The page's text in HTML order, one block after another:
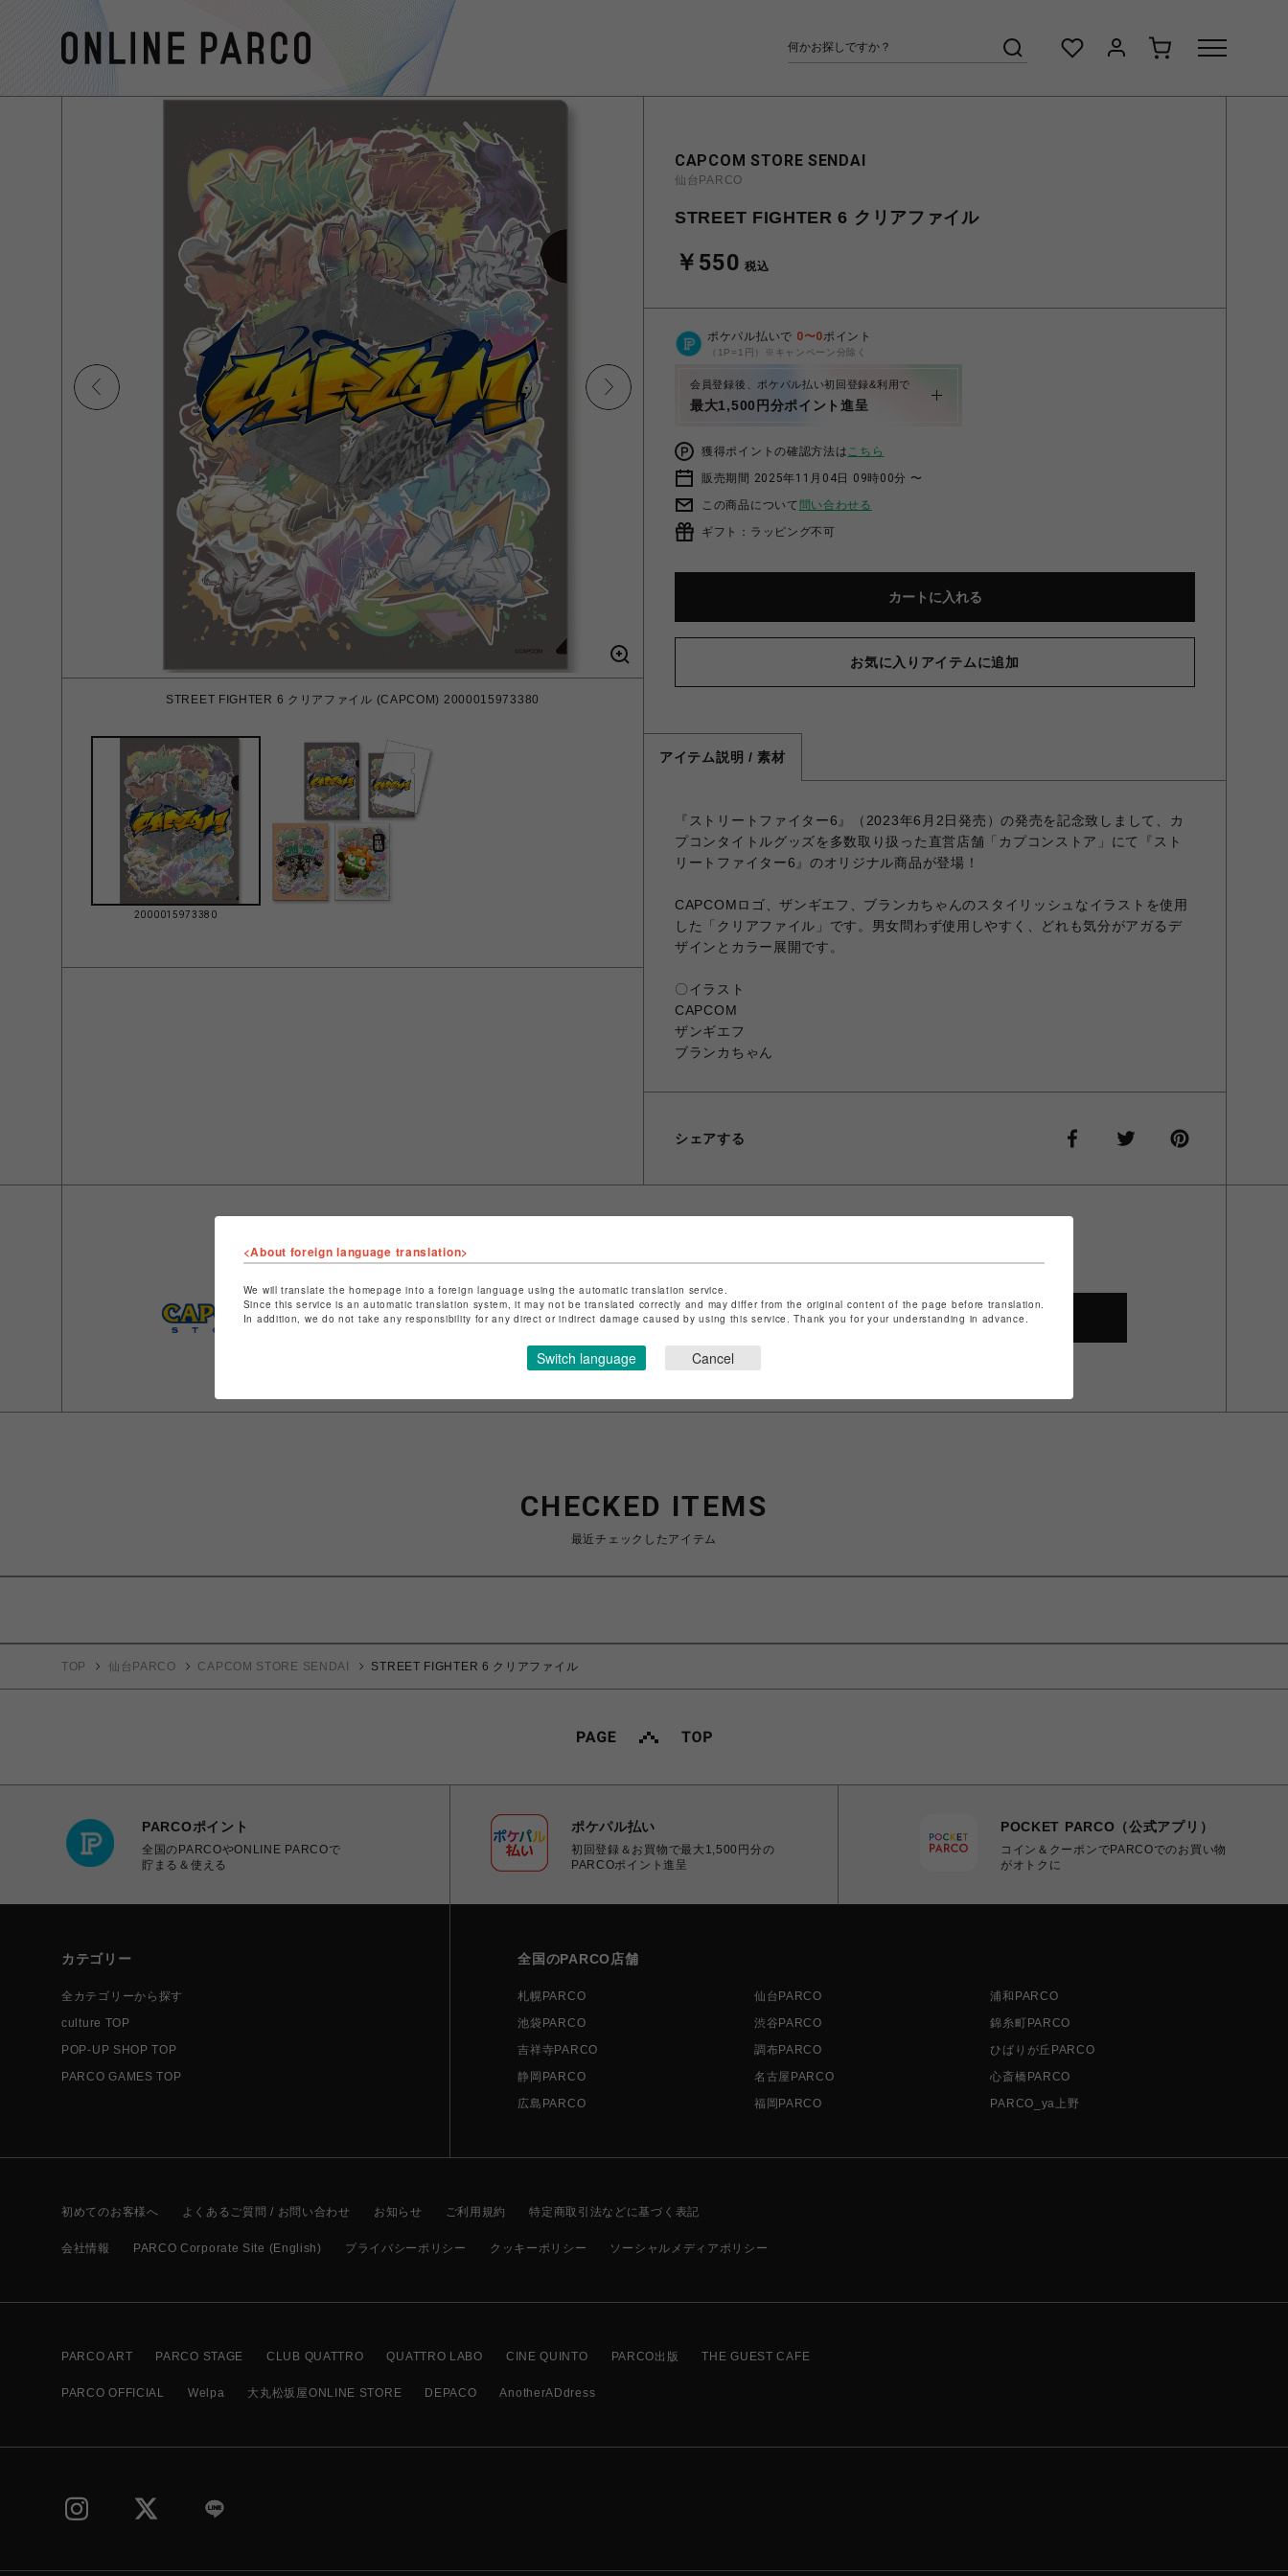
STREET FIGHTER 6 クリアファイル (CAPCOM) 2000015973380
2000015973380
CAPCOM STORE SENDAI
仙台PARCO
STREET FIGHTER 6 クリアファイル
￥550 税込
ポケパル払いで 0〜0ポイント
（1P=1円）※キャンペーン分除く
会員登録後、ポケパル払い初回登録&利用で
最大1,500円分ポイント進呈
獲得ポイントの確認方法はこちら
販売期間 2025年11月04日 09時00分 〜
この商品について 問い合わせる
ギフト：ラッピング不可
カートに入れる
お気に入りアイテムに追加
アイテム説明 / 素材
『ストリートファイター6』（2023年6月2日発売）の発売を記念致しまして、カ
プコンタイトルグッズを多数取り扱った直営店舗「カプコンストア」にて『スト
リートファイター6』のオリジナル商品が登場！
CAPCOMロゴ、ザンギエフ、ブランカちゃんのスタイリッシュなイラストを使用
した「クリアファイル」です。男女問わず使用しやすく、どれも気分がアガるデ
ザインとカラー展開です。
〇イラスト
CAPCOM
ザンギエフ
ブランカちゃん
シェアする
店舗名
仙台PARCO
ショップお問い合わせは こちら
SHOP TOP
CHECKED ITEMS
最近チェックしたアイテム
TOP 仙台PARCO CAPCOM STORE SENDAI STREET FIGHTER 6 クリアファイル
PARCOポイント
全国のPARCOやONLINE PARCOで
貯まる＆使える
ポケパル払い
初回登録＆お買物で最大1,500円分の
PARCOポイント進呈
POCKET PARCO（公式アプリ）
コイン＆クーポンでPARCOでのお買い物
がオトクに
カテゴリー
全カテゴリーから探す
culture TOP
POP-UP SHOP TOP
PARCO GAMES TOP
全国のPARCO店舗
札幌PARCO 仙台PARCO
浦和PARCO
池袋PARCO
渋谷PARCO
錦糸町PARCO
吉祥寺PARCO
調布PARCO
ひばりが丘PARCO
静岡PARCO
名古屋PARCO
心斎橋PARCO
広島PARCO
福岡PARCO PARCO_ya上野
初めてのお客様へ よくあるご質問 / お問い合わせ お知らせ ご利用規約 特定商取引法などに基づく表記
会社情報 PARCO Corporate Site (English) プライバシーポリシー クッキーポリシー ソーシャルメディアポリシー
PARCO ART PARCO STAGE CLUB QUATTRO QUATTRO LABO CINE QUINTO PARCO出版 THE GUEST CAFE
PARCO OFFICIAL Welpa 大丸松坂屋ONLINE STORE DEPACO AnotherADdress
<About foreign language translation>
We will translate the homepage into a foreign language using the automatic translation service.
Since this service is an automatic translation system, it may not be translated correctly and may differ from the original content of the page before translation.
In addition, we do not take any responsibility for any direct or indirect damage caused by using this service. Thank you for your understanding in advance.
Switch language Cancel